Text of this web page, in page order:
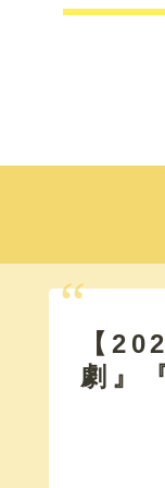
【
劇』